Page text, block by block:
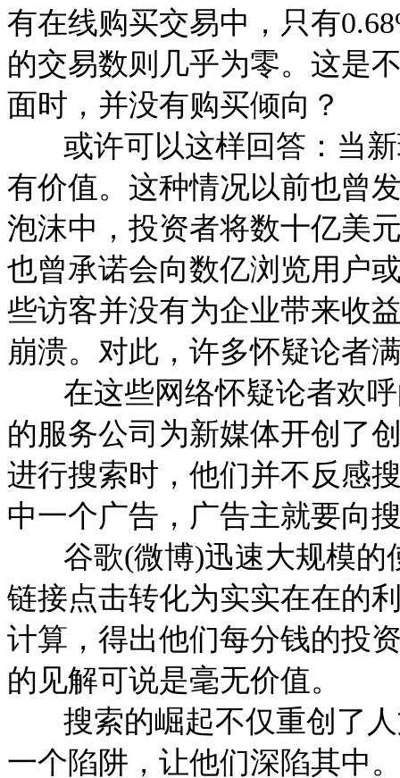
有在线购买交易中，只有
的交易数则几乎为零。这是
面时，并没有购买倾向？
或许可以这样回答：当新
有价值。这种情况以前也曾
泡沫中，投资者将数十亿美
也曾承诺会向数亿浏览用户
些访客并没有为企业带来收
崩溃。对此，许多怀疑论者
在这些网络怀疑论者欢呼
的服务公司为新媒体开创了
进行搜索时，他们并不反感
中一个广告，广告主就要向
谷歌(微博)迅速大规模的
链接点击转化为实实在在的
计算，得出他们每分钱的投
的见解可说是毫无价值。
搜索的崛起不仅重创了人
一个陷阱，让他们深陷其中